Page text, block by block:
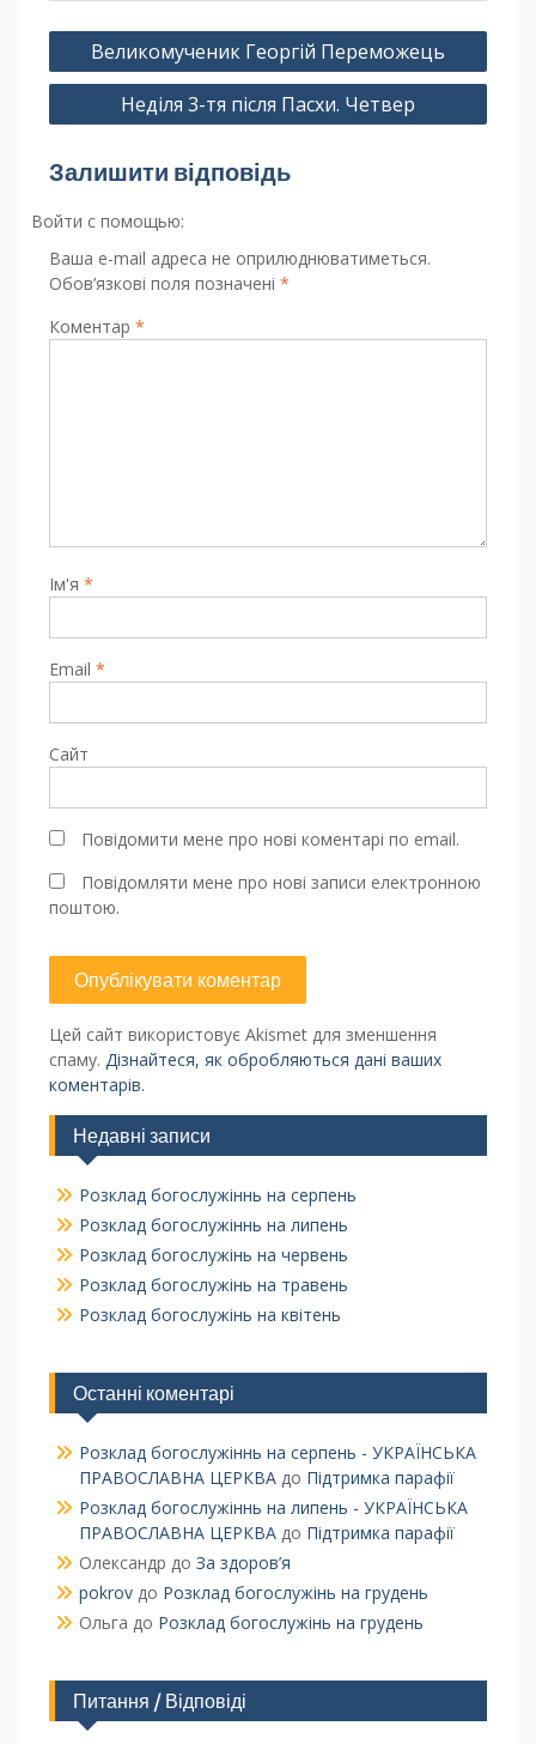
Великомученик Георгій Переможець
Неділя 3-тя після Пасхи. Четвер
Залишити відповідь
Войти с помощью:
Ваша e-mail адреса не оприлюднюватиметься.
Обов’язкові поля позначені *
Коментар *
Ім'я *
Email *
Сайт
Повідомити мене про нові коментарі по email.
Повідомляти мене про нові записи електронною
поштою.
Цей сайт використовує Akismet для зменшення
спаму. Дізнайтеся, як обробляються дані ваших
коментарів.
Недавні записи
Розклад богослужіннь на серпень
Розклад богослужіннь на липень
Розклад богослужінь на червень
Розклад богослужінь на травень
Розклад богослужінь на квітень
Останні коментарі
Розклад богослужіннь на серпень - УКРАЇНСЬКА
ПРАВОСЛАВНА ЦЕРКВАдо Підтримка парафії
Розклад богослужіннь на липень - УКРАЇНСЬКА
ПРАВОСЛАВНА ЦЕРКВАдо Підтримка парафії
Олександр до За здоров’я
pokrovдо Розклад богослужінь на грудень
Ольга до Розклад богослужінь на грудень
Питання / Відповіді